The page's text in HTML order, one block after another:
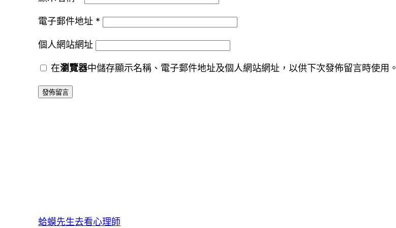
電子郵件地址 *
個人網站網址
在瀏覽器中儲存顯示名稱、電子郵件地址及個人網站網址，以供下次發佈留言時使用。
蛤蟆先生去看心理師